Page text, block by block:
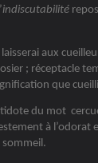
indiscutabilité
aux
; réceptacle
que
du mot
à
sommeil.